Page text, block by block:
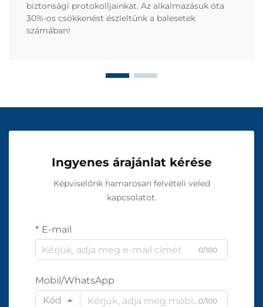
biztonsági protokolljainkat. Az alkalmazásuk óta
30%-os csökkenést észleltünk a balesetek
számában!
Ingyenes árajánlat kérése
Képviselőnk hamarosan felvételi veled
kapcsolatot.
E-mail
0/100
Mobil/WhatsApp
Kód
0/100